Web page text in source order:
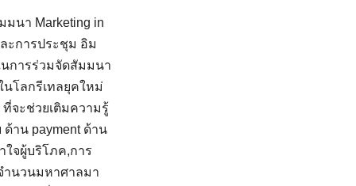
นา Marketing in
ะการประชุม อิม
การร่วมจัดสัมมนา
นโลกรีเทลยุคใหม่
จะช่วยเติมความรู้
าน payment ด้าน
ใจผู้บริโภค,การ
ำนวนมหาศาลมา